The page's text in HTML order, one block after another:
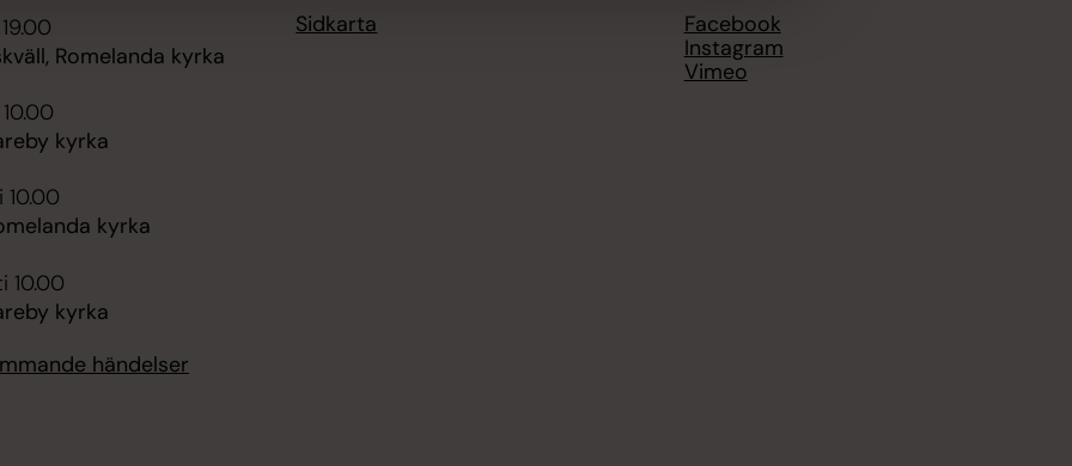
Romelanda kyrka
kyrka
10.00
kyrka
10.00
kyrka
händelser
Sidkarta
Facebook
Instagram
Vimeo